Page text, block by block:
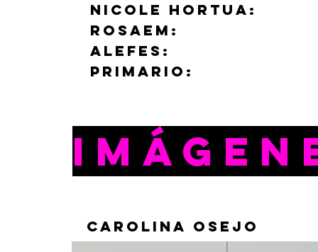
nicole hortua:
rosaem:
ALEFES:
primario:
carolina osejo